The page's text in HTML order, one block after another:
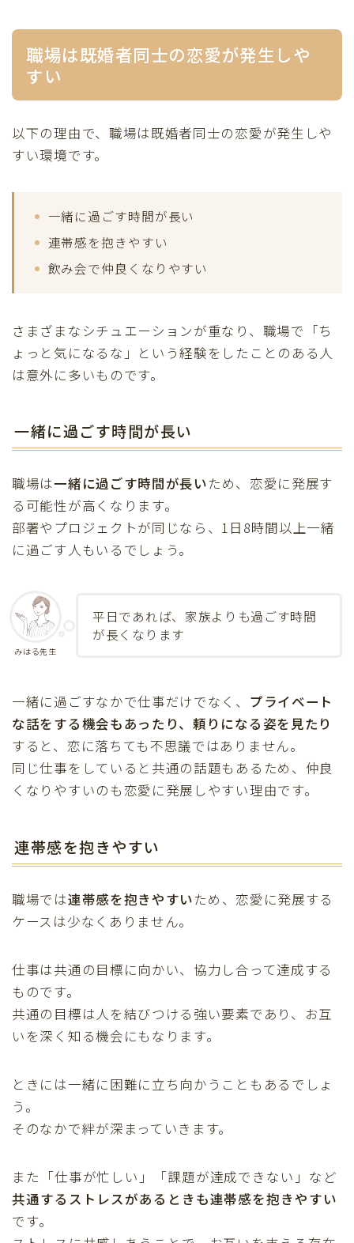
職場は既婚者同士の恋愛が発生しや
すい
以下の理由で、職場は既婚者同士の恋愛が発生しや
すい環境です。
一緒に過ごす時間が長い
連帯感を抱きやすい
飲み会で仲良くなりやすい
さまざまなシチュエーションが重なり、職場で「ち
ょっと気になるな」という経験をしたことのある人
は意外に多いものです。
一緒に過ごす時間が長い
職場は一緒に過ごす時間が長いため、恋愛に発展す
る可能性が高くなります。
部署やプロジェクトが同じなら、1日8時間以上一緒
に過ごす人もいるでしょう。
みはる先生
平日であれば、家族よりも過ごす時間
が長くなります
一緒に過ごすなかで仕事だけでなく、 プライベート
な話をする機会もあったり、頼りになる姿を見たり
すると、恋に落ちても不思議ではありません。
同じ仕事をしていると共通の話題もあるため、仲良
くなりやすいのも恋愛に発展しやすい理由です。
連帯感を抱きやすい
職場では連帯感を抱きやすいため、恋愛に発展する
ケースは少なくありません。
仕事は共通の目標に向かい、協力し合って達成する
ものです。
共通の目標は人を結びつける強い要素であり、お互
いを深く知る機会にもなります。
ときには一緒に困難に立ち向かうこともあるでしょ
う。
そのなかで絆が深まっていきます。
また「仕事が忙しい」「課題が達成できない」など
共通するストレスがあるときも連帯感を抱きやすい
です。